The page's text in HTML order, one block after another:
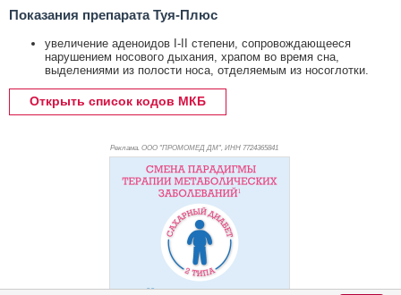
Показания препарата Туя-Плюс
увеличение аденоидов I-II степени, сопровождающееся
нарушением носового дыхания, храпом во время сна,
выделениями из полости носа, отделяемым из носоглотки.
Открыть список кодов МКБ
Реклама. ООО "ПРОМОМЕД ДМ", ИНН 7724365841